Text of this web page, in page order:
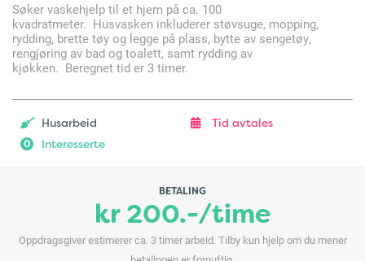
Søker vaskehjelp til et hjem på ca. 100
kvadratmeter. Husvasken inkluderer støvsuge, mopping,
rydding, brette tøy og legge på plass, bytte av sengetøy,
rengjøring av bad og toalett, samt rydding av
kjøkken. Beregnet tid er 3 timer.
Husarbeid Tid avtales
0 Interesserte
BETALING
kr 200.-/time
Oppdragsgiver estimerer ca. 3 timer arbeid. Tilby kun hjelp om du mener